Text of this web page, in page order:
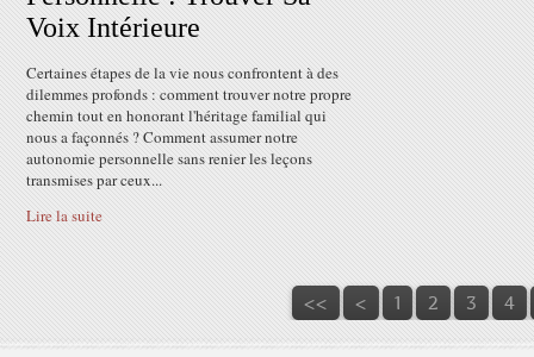
Voix Intérieure
Certaines étapes de la vie nous confrontent à des
dilemmes profonds : comment trouver notre propre
chemin tout en honorant l'héritage familial qui
nous a façonnés ? Comment assumer notre
autonomie personnelle sans renier les leçons
transmises par ceux...
Lire la suite
<< < 1 2 3 4